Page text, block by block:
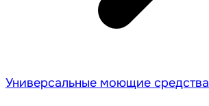
Универсальные моющие средства